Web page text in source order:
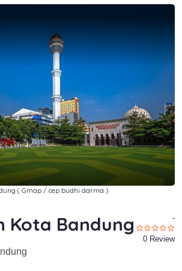
( Gmap / cep budhi darma )
Kota Bandung -
0 Review